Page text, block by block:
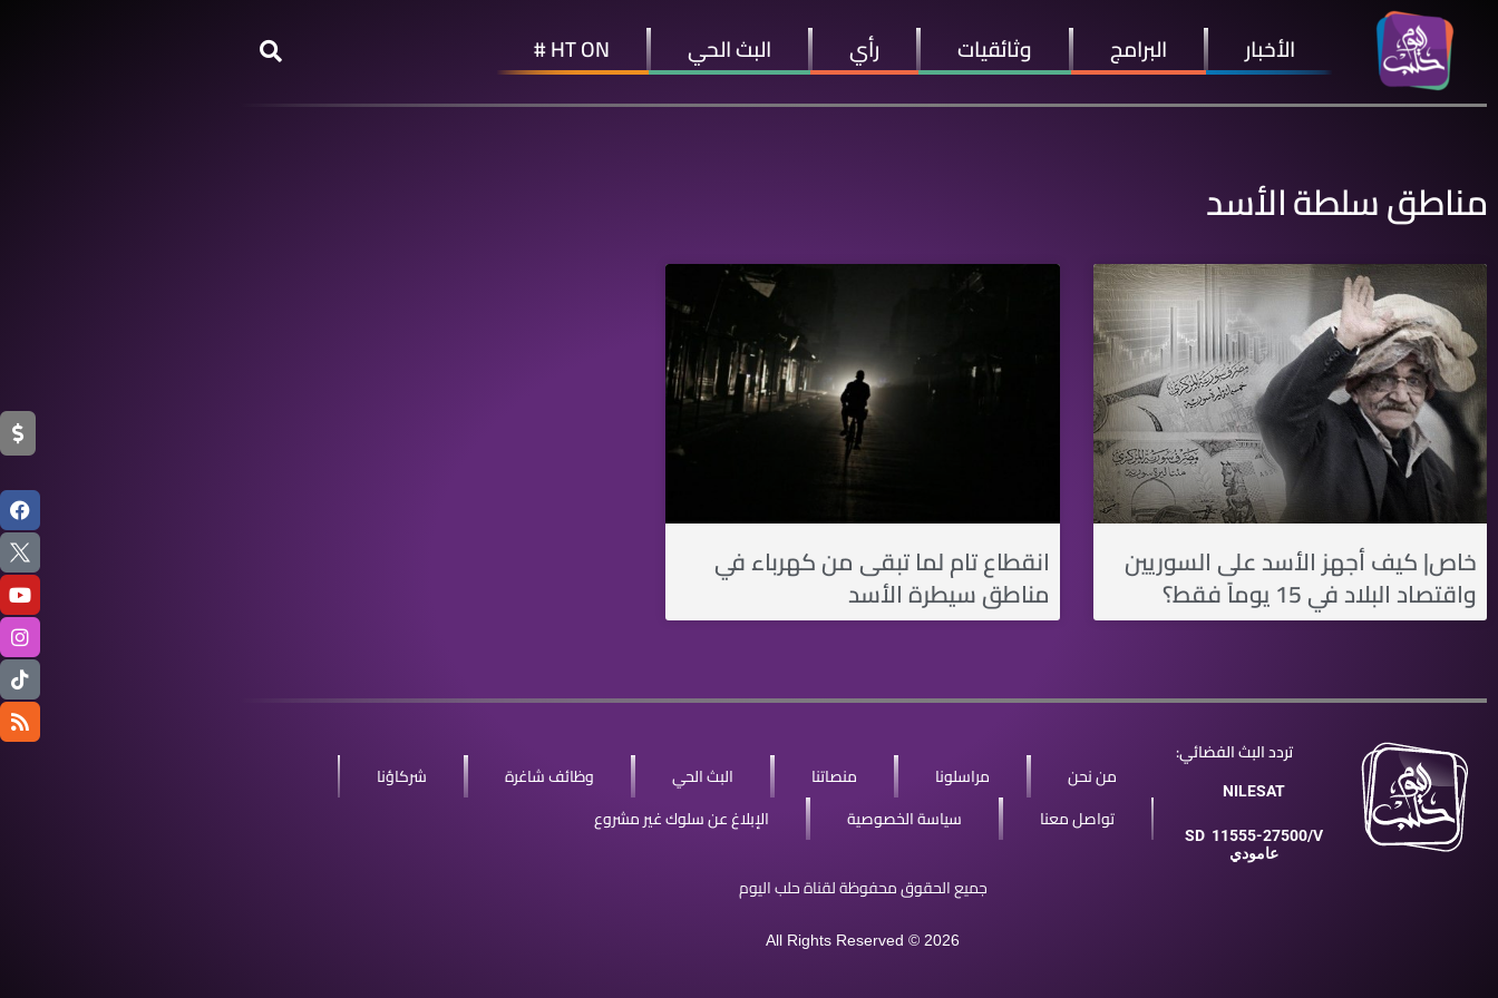
الأخبار البرامج وثائقيات رأي البث الحي HT ON #
مناطق سلطة الأسد
خاص| كيف أجهز الأسد على السوريين
واقتصاد البلاد في 15 يوماً فقط؟
انقطاع تام لما تبقى من كهرباء في
مناطق سيطرة اﻷسد
تردد البث الفضائي:
NILESAT
SD 11555-27500/V
عامودي
من نحن مراسلونا منصاتنا البث الحي وظائف شاغرة
شركاؤنا
تواصل معنا
سياسة الخصوصية الإبلاغ عن سلوك غير مشروع
جميع الحقوق محفوظة لقناة حلب اليوم
All Rights Reserved © 2026